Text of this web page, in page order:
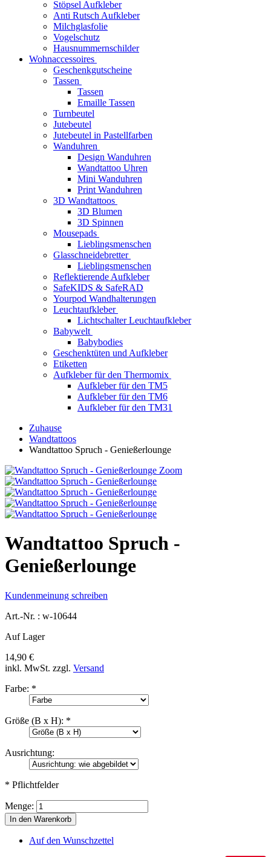
Stöpsel Aufkleber
Anti Rutsch Aufkleber
Milchglasfolie
Vogelschutz
Hausnummernschilder
Wohnaccessoires
Geschenkgutscheine
Tassen
Tassen
Emaille Tassen
Turnbeutel
Jutebeutel
Jutebeutel in Pastellfarben
Wanduhren
Design Wanduhren
Wandtattoo Uhren
Mini Wanduhren
Print Wanduhren
3D Wandtattoos
3D Blumen
3D Spinnen
Mousepads
Lieblingsmenschen
Glasschneidebretter
Lieblingsmenschen
Reflektierende Aufkleber
SafeKIDS & SafeRAD
Yourpod Wandhalterungen
Leuchtaufkleber
Lichtschalter Leuchtaufkleber
Babywelt
Babybodies
Geschenktüten und Aufkleber
Etiketten
Aufkleber für den Thermomix
Aufkleber für den TM5
Aufkleber für den TM6
Aufkleber für den TM31
Zuhause
Wandtattoos
Wandtattoo Spruch - Genießerlounge
Zoom
Wandtattoo Spruch -
Genießerlounge
Kundenmeinung schreiben
Art.-Nr. : w-10644
Auf Lager
14,90 €
inkl. MwSt. zzgl. Versand
Farbe: *
Größe (B x H): *
Ausrichtung:
* Pflichtfelder
Menge:
In den Warenkorb
Auf den Wunschzettel